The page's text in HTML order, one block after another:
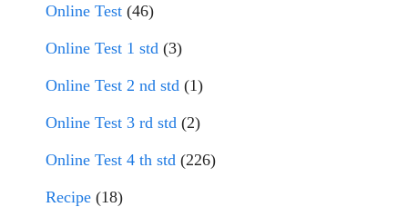
Online Test (46)
Online Test 1 std (3)
Online Test 2 nd std (1)
Online Test 3 rd std (2)
Online Test 4 th std (226)
Recipe (18)